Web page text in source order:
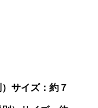
サイズ：約７